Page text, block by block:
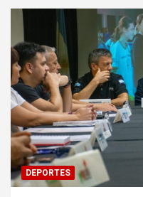
DEPORTES